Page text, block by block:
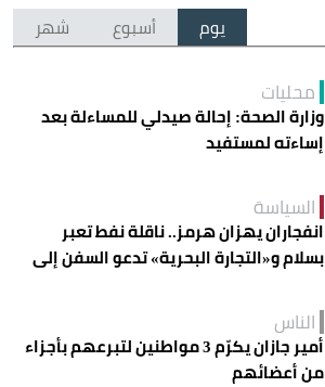
يوم أسبوع شهر
محليات
وزارة الصحة: إحالة صيدلي للمساءلة بعد
إساءته لمستفيد
السياسة
انفجاران يهزان هرمز.. ناقلة نفط تعبر
بسلام و«التجارة البحرية» تدعو السفن إلى
الناس
أمير جازان يكرّم 3 مواطنين لتبرعهم بأجزاء
من أعضائهم